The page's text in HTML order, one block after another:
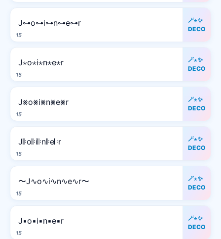
15
J⊶o⊶i⊶n⊶e⊶r
🪄⋆✨
DECO
15
J⋆o⋆i⋆n⋆e⋆r
🪄⋆✨
DECO
15
J⨳o⨳i⨳n⨳e⨳r
🪄⋆✨
DECO
15
J𝄆o𝄆i𝄆n𝄆e𝄆r
🪄⋆✨
DECO
15
〜J∿o∿i∿n∿e∿r〜
🪄⋆✨
DECO
15
J▪o▪i▪n▪e▪r
🪄⋆✨
DECO